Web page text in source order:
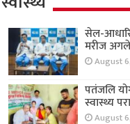
सेल-
मरीज
August
पतंजलि
स्वास्थ्य
August